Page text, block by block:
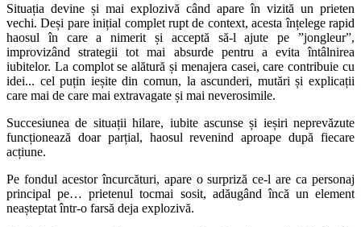
Situația devine și mai explozivă când apare în vizită un prieten
vechi. Deși pare inițial complet rupt de context, acesta înțelege rapid
haosul în care a nimerit și acceptă să-l ajute pe ”jongleur”,
improvizând strategii tot mai absurde pentru a evita întâlnirea
iubitelor. La complot se alătură și menajera casei, care contribuie cu
idei... cel puțin ieșite din comun, la ascunderi, mutări și explicații
care mai de care mai extravagate și mai neverosimile.
Succesiunea de situații hilare, iubite ascunse și ieșiri neprevăzute
funcționează doar parțial, haosul revenind aproape după fiecare
acțiune.
Pe fondul acestor încurcături, apare o surpriză ce-l are ca personaj
principal pe… prietenul tocmai sosit, adăugând încă un element
neașteptat într-o farsă deja explozivă.